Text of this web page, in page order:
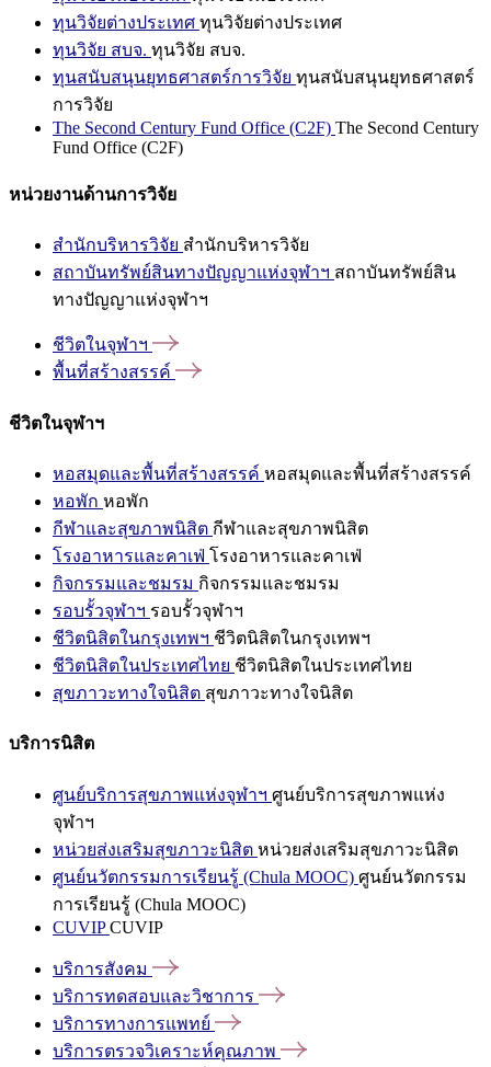
ทุนวิจัยต่างประเทศ ทุนวิจัยต่างประเทศ
ทุนวิจัย สบจ. ทุนวิจัย สบจ.
ทุนสนับสนุนยุทธศาสตร์การวิจัย ทุนสนับสนุนยุทธศาสตร์
การวิจัย
The Second Century Fund Office (C2F) The Second Century
Fund Office (C2F)
หน่วยงานด้านการวิจัย
สำนักบริหารวิจัย สำนักบริหารวิจัย
สถาบันทรัพย์สินทางปัญญาแห่งจุฬาฯ สถาบันทรัพย์สิน
ทางปัญญาแห่งจุฬาฯ
ชีวิตในจุฬาฯ
พื้นที่สร้างสรรค์
ชีวิตในจุฬาฯ
หอสมุดและพื้นที่สร้างสรรค์ หอสมุดและพื้นที่สร้างสรรค์
หอพัก หอพัก
กีฬาและสุขภาพนิสิต กีฬาและสุขภาพนิสิต
โรงอาหารและคาเฟ่ โรงอาหารและคาเฟ่
กิจกรรมและชมรม กิจกรรมและชมรม
รอบรั้วจุฬาฯ รอบรั้วจุฬาฯ
ชีวิตนิสิตในกรุงเทพฯ ชีวิตนิสิตในกรุงเทพฯ
ชีวิตนิสิตในประเทศไทย ชีวิตนิสิตในประเทศไทย
สุขภาวะทางใจนิสิต สุขภาวะทางใจนิสิต
บริการนิสิต
ศูนย์บริการสุขภาพแห่งจุฬาฯ ศูนย์บริการสุขภาพแห่ง
จุฬาฯ
หน่วยส่งเสริมสุขภาวะนิสิต หน่วยส่งเสริมสุขภาวะนิสิต
ศูนย์นวัตกรรมการเรียนรู้ (Chula MOOC) ศูนย์นวัตกรรม
การเรียนรู้ (Chula MOOC)
CUVIPCUVIP
บริการสังคม
บริการทดสอบและวิชาการ
บริการทางการแพทย์
บริการตรวจวิเคราะห์คุณภาพ